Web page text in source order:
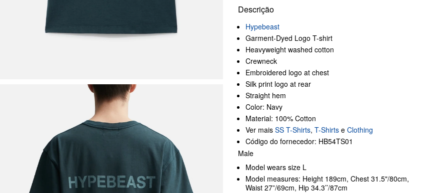
Descrição
Hypebeast
Garment-Dyed Logo T-shirt
Heavyweight washed cotton
Crewneck
Embroidered logo at chest
Silk print logo at rear
Straight hem
Color: Navy
Material: 100% Cotton
Ver mais SS T-Shirts, T-Shirts e Clothing
Código do fornecedor: HB54TS01
Male
Model wears size L
Model measures: Height 189cm, Chest 31.5"/80cm,
Waist 27”/69cm, Hip 34.3’’/87cm